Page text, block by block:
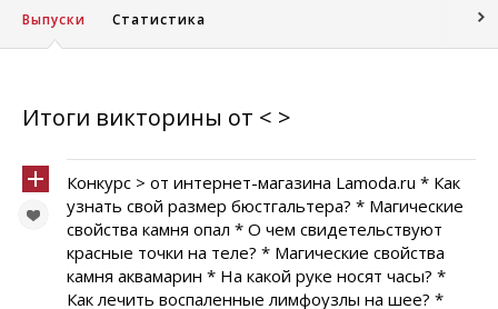
Выпуски Статистика
Итоги викторины от < >
Конкурс > от интернет-магазина Lamoda.ru * Как
узнать свой размер бюстгальтера? * Магические
свойства камня опал * О чем свидетельствуют
красные точки на теле? * Магические свойства
камня аквамарин * На какой руке носят часы? *
Как лечить воспаленные лимфоузлы на шее? *